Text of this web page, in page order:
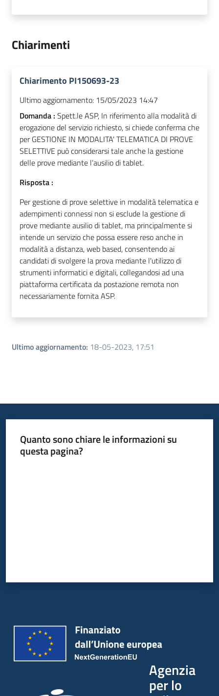
Chiarimenti
Chiarimento PI150693-23
Ultimo aggiornamento: 15/05/2023 14:47
Domanda : Spett.le ASP, In riferimento alla modalità di
erogazione del servizio richiesto, si chiede conferma che
per GESTIONE IN MODALITA' TELEMATICA DI PROVE
SELETTIVE può considerarsi tale anche la gestione
delle prove mediante l’ausilio di tablet.
Risposta :
Per gestione di prove selettive in modalità telematica e
adempimenti connessi non si esclude la gestione di
prove mediante ausilio di tablet, ma principalmente si
intende un servizio che possa essere reso anche in
modalità a distanza, web based, consentendo ai
candidati di svolgere la prova mediante l'utilizzo di
strumenti informatici e digitali, collegandosi ad una
piattaforma certificata da postazione remota non
necessariamente fornita ASP.
Ultimo aggiornamento: 18-05-2023, 17:51
Quanto sono chiare le informazioni su
questa pagina?
Agenzia
per lo